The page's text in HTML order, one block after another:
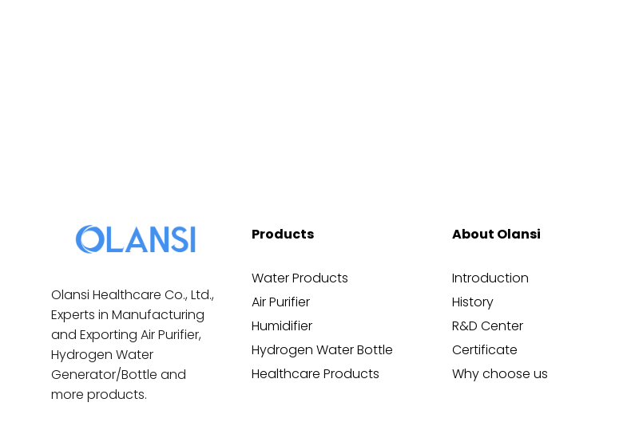
Olansi Healthcare Co., Ltd.,
Experts in Manufacturing
and Exporting Air Purifier,
Hydrogen Water
Generator/Bottle and
more products.
Products
Water Products
Air Purifier
Humidifier
Hydrogen Water Bottle
Healthcare Products
About Olansi
Introduction
History
R&D Center
Certificate
Why choose us